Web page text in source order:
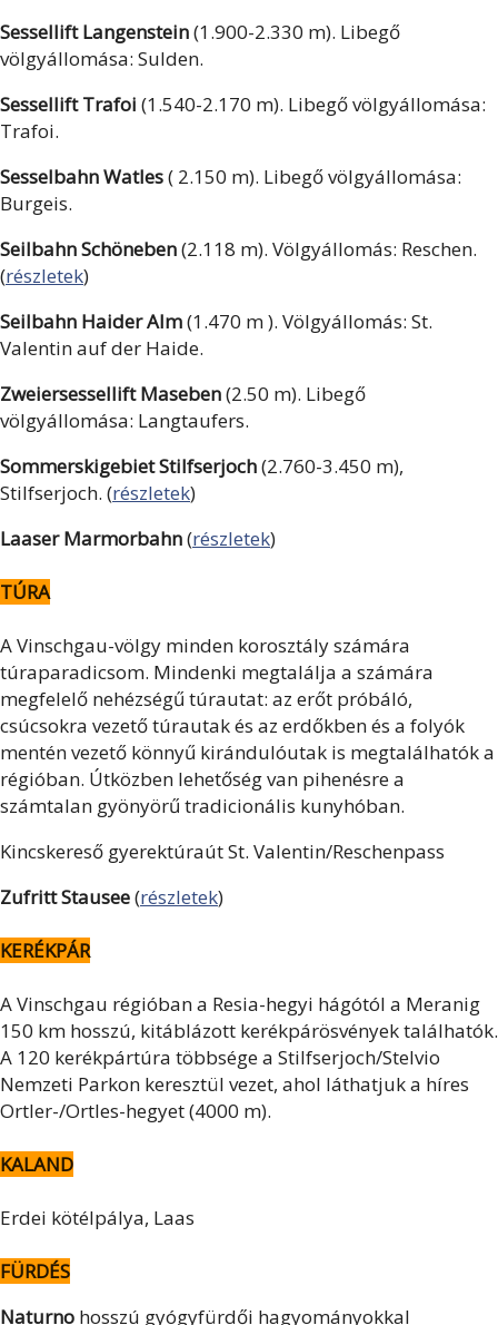
Sessellift Langenstein(1.900-2.330 m). Libegő
völgyállomása: Sulden.
Sessellift Trafoi (1.540-2.170 m). Libegő völgyállomása:
Trafoi.
Sesselbahn Watles( 2.150 m). Libegő völgyállomása:
Burgeis.
Seilbahn Schöneben(2.118 m). Völgyállomás: Reschen.
(részletek)
Seilbahn Haider Alm(1.470 m ). Völgyállomás: St.
Valentin auf der Haide.
Zweiersessellift Maseben(2.50 m). Libegő
völgyállomása: Langtaufers.
Sommerskigebiet Stilfserjoch(2.760-3.450 m),
Stilfserjoch. (részletek)
Laaser Marmorbahn(részletek)
TÚRA
A Vinschgau-völgy minden korosztály számára
túraparadicsom. Mindenki megtalálja a számára
megfelelő nehézségű túrautat: az erőt próbáló,
csúcsokra vezető túrautak és az erdőkben és a folyók
mentén vezető könnyű kirándulóutak is megtalálhatók a
régióban. Útközben lehetőség van pihenésre a
számtalan gyönyörű tradicionális kunyhóban.
Kincskereső gyerektúraút St. Valentin/Reschenpass
Zufritt Stausee(részletek)
KERÉKPÁR
A Vinschgau régióban a Resia-hegyi hágótól a Meranig
150 km hosszú, kitáblázott kerékpárösvények találhatók.
A 120 kerékpártúra többsége a Stilfserjoch/Stelvio
Nemzeti Parkon keresztül vezet, ahol láthatjuk a híres
Ortler-/Ortles-hegyet (4000 m).
KALAND
Erdei kötélpálya, Laas
FÜRDÉS
Naturno hosszú gyógyfürdői hagyományokkal